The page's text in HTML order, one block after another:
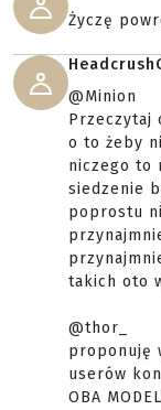
Życzę
@Minion
Przeczytaj
o to żeby
niczego to
siedzenie
poprostu
takich oto
@thor_
proponuję
userów
OBA